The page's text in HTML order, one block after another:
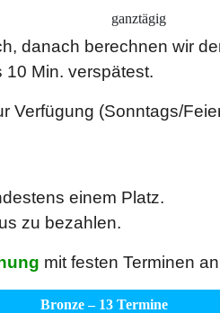
ganztägig
danach berechnen wir
10 Min. verspätest.
Verfügung (Sonntags/
einem Platz.
zu bezahlen.
mit festen Terminen
Bronze – 13 Termine